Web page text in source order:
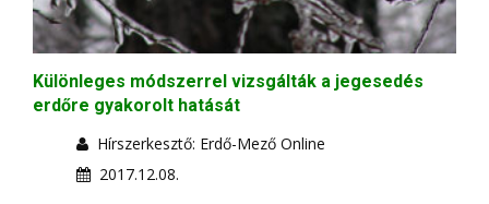
Különleges módszerrel vizsgálták a jegesedés
erdőre gyakorolt hatását
Hírszerkesztő: Erdő-Mező Online
2017.12.08.